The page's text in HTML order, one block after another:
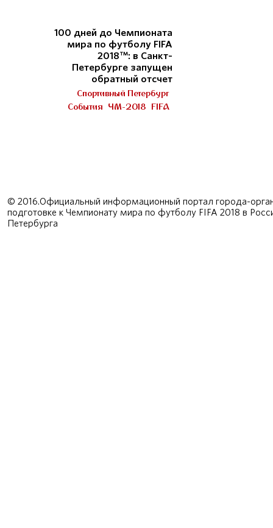
100 дней до Чемпионата
мира по футболу FIFA
2018™: в Санкт-
Петербурге запущен
обратный отсчет
Спортивный Петербург
События ЧМ-2018 FIFA
© 2016.Официальный информационный портал города-
подготовке к Чемпионату мира по футболу FIFA 2018 в
Петербурга